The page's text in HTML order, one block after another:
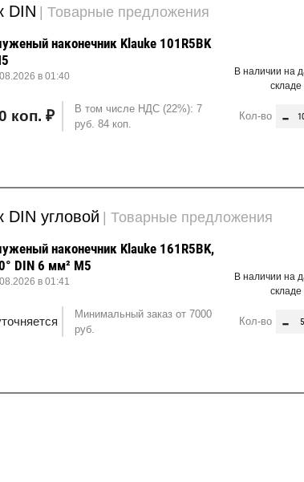
DIN | Товарные предложения
наконечник Klauke 101R5BK
в 01:40
коп. ₽
В том числе НДС (22%): 7
руб. 84 коп.
В наличии на
складе
Кол-во -
угловой | Товарные предложения
наконечник Klauke 161R5BK,
DIN 6 мм² М5
в 01:41
Минимальный заказ от 7000
руб.
В наличии на
складе
Кол-во -